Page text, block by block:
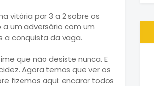
vitória por 3 a 2 sobre os
a um adversário com um
a conquista da vaga.
que não desiste nunca. E
Agora temos que ver os
fizemos aqui: encarar todos